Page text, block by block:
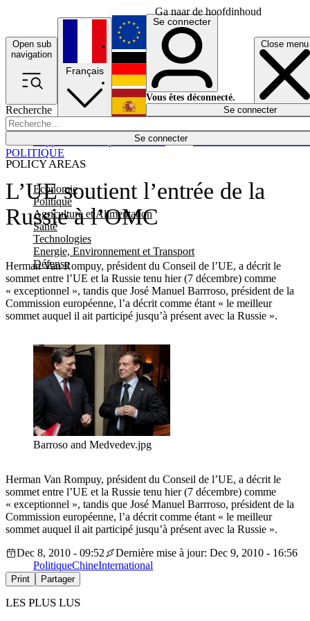
Ga naar de hoofdinhoud
Open sub
navigation
Close menu
Recherche
Se connecter
POLICY AREAS
Economie
Politique
Agriculture et Alimentation
Santé
Technologies
Energie, Environnement et Transport
Défense
Économie
Français
English
Deutsch
Español
Se connecter
Vous êtes déconnecté.
Se connecter
L’UE soutient l’entrée de la
Russie à l’OMC
Herman Van Rompuy, président du Conseil de l’UE, a décrit le
sommet entre l’UE et la Russie tenu hier (7 décembre) comme
« exceptionnel », tandis que José Manuel Barrroso, président de la
Commission européenne, l’a décrit comme étant « le meilleur
sommet auquel il ait participé jusqu’à présent avec la Russie ».
POLITIQUE
Barroso and Medvedev.jpg
Herman Van Rompuy, président du Conseil de l’UE, a décrit le
sommet entre l’UE et la Russie tenu hier (7 décembre) comme
« exceptionnel », tandis que José Manuel Barrroso, président de la
Commission européenne, l’a décrit comme étant « le meilleur
sommet auquel il ait participé jusqu’à présent avec la Russie ».
Dec 8, 2010 - 09:52
Dernière mise à jour: Dec 9, 2010 - 16:56
PolitiqueChineInternational
Print Partager
LES PLUS LUS